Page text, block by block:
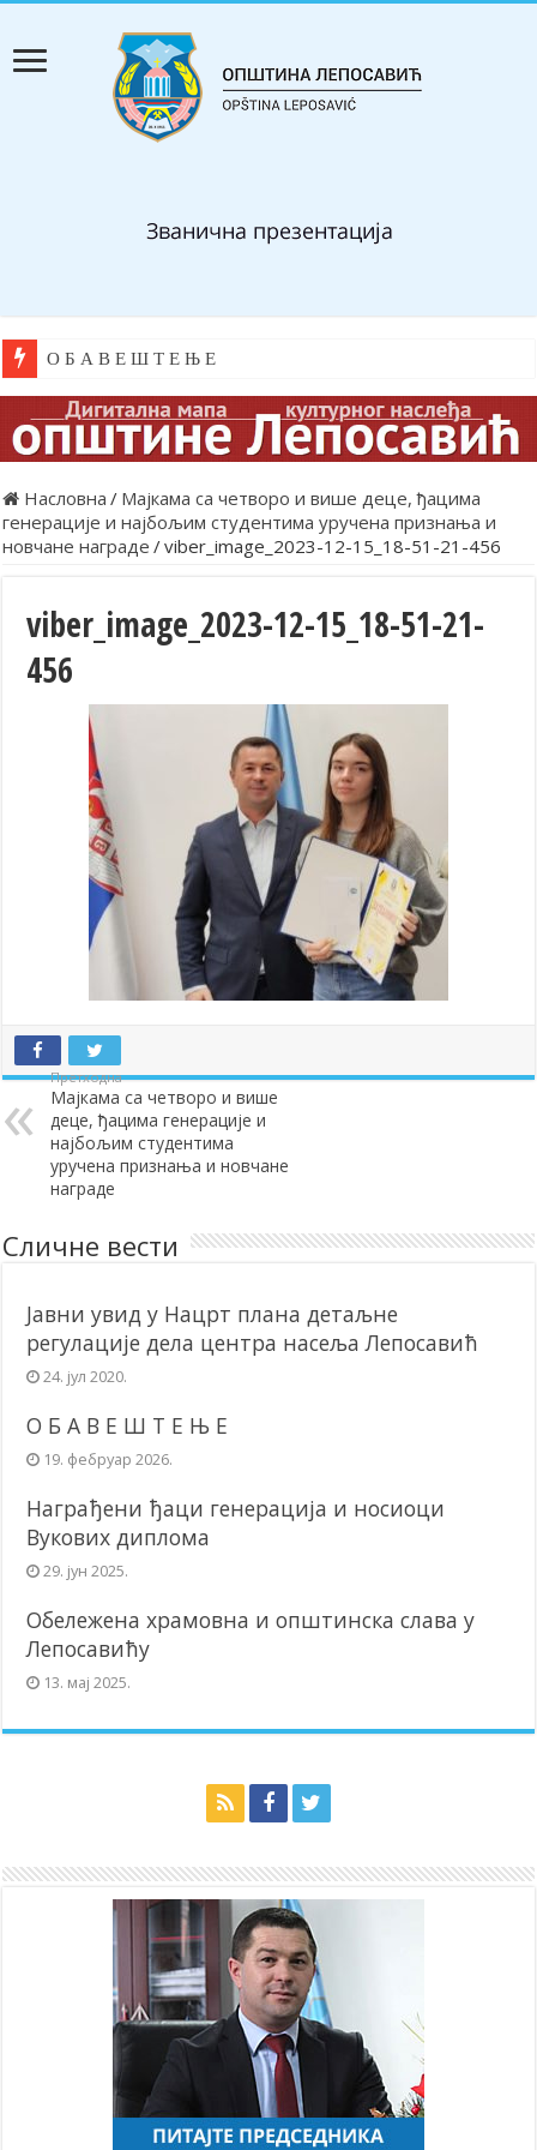
О Б А В Е Ш Т Е Њ Е
Насловна / Мајкама са четворо и више деце, ђацима
генерације и најбољим студентима уручена признања и
новчане награде /viber_image_2023-12-15_18-51-21-456
viber_image_2023-12-15_18-51-21-
456
Претходна
Мајкама са четворо и више
деце, ђацима генерације и
најбољим студентима
уручена признања и новчане
награде
Сличне вести
Јавни увид у Нацрт плана детаљне
регулације дела центра насеља Лепосавић
24. јул 2020.
О Б А В Е Ш Т Е Њ Е
19. фебруар 2026.
Награђени ђаци генерација и носиоци
Вукових диплома
29. јун 2025.
Обележена храмовна и општинска слава у
Лепосавићу
13. мај 2025.